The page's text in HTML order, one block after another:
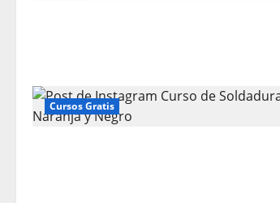
Cursos Gratis